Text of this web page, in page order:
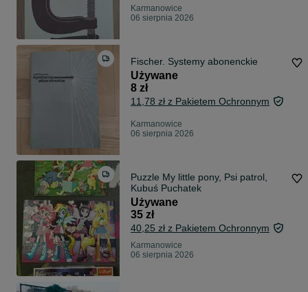
Karmanowice
06 sierpnia 2026
Fischer. Systemy abonenckie
Używane
8 zł
11,78 zł z Pakietem Ochronnym
Karmanowice
06 sierpnia 2026
Puzzle My little pony, Psi patrol,
Kubuś Puchatek
Używane
35 zł
40,25 zł z Pakietem Ochronnym
Karmanowice
06 sierpnia 2026